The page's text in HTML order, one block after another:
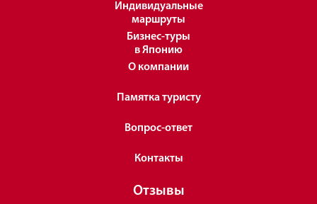
Индивидуальные
маршруты
Бизнес-туры
в Японию
О компании
Памятка туристу
Вопрос-ответ
Контакты
Отзывы